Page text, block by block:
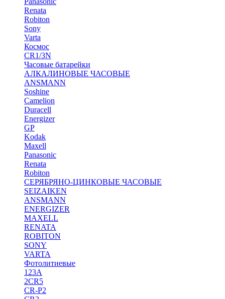
Renata
Robiton
Sony
Varta
Космос
CR1/3N
Часовые батарейки
АЛКАЛИНОВЫЕ ЧАСОВЫЕ
ANSMANN
Soshine
Camelion
Duracell
Energizer
GP
Kodak
Maxell
Panasonic
Renata
Robiton
СЕРЯБРЯНО-ЦИНКОВЫЕ ЧАСОВЫЕ
SEIZAIKEN
ANSMANN
ENERGIZER
MAXELL
RENATA
ROBITON
SONY
VARTA
Фотолитиевые
123A
2CR5
CR-P2